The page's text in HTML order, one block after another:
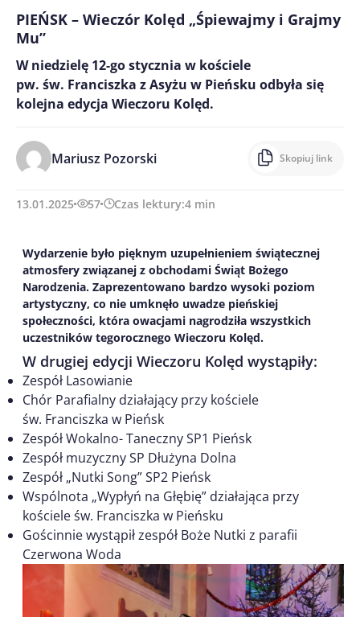
PIEŃSK – Wieczór Kolęd „Śpiewajmy i Grajmy
Mu”
W niedzielę 12-go stycznia w kościele
pw. św. Franciszka z Asyżu w Pieńsku odbyła się
kolejna edycja Wieczoru Kolęd.
Mariusz Pozorski Skopiuj link
13.01.2025 57 Czas lektury:4 min
Wydarzenie było pięknym uzupełnieniem świątecznej
atmosfery związanej z obchodami Świąt Bożego
Narodzenia. Zaprezentowano bardzo wysoki poziom
artystyczny, co nie umknęło uwadze pieńskiej
społeczności, która owacjami nagrodziła wszystkich
uczestników tegorocznego Wieczoru Kolęd.
W drugiej edycji Wieczoru Kolęd wystąpiły:
Zespół Lasowianie
Chór Parafialny działający przy kościele
św. Franciszka w Pieńsk
Zespół Wokalno- Taneczny SP1 Pieńsk
Zespół muzyczny SP Dłużyna Dolna
Zespół „Nutki Song” SP2 Pieńsk
Wspólnota „Wypłyń na Głębię” działająca przy
kościele św. Franciszka w Pieńsku
Gościnnie wystąpił zespół Boże Nutki z parafii
Czerwona Woda